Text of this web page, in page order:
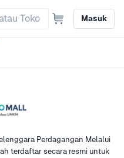
Masuk
Perdagangan Melalui
terdaftar secara resmi untuk